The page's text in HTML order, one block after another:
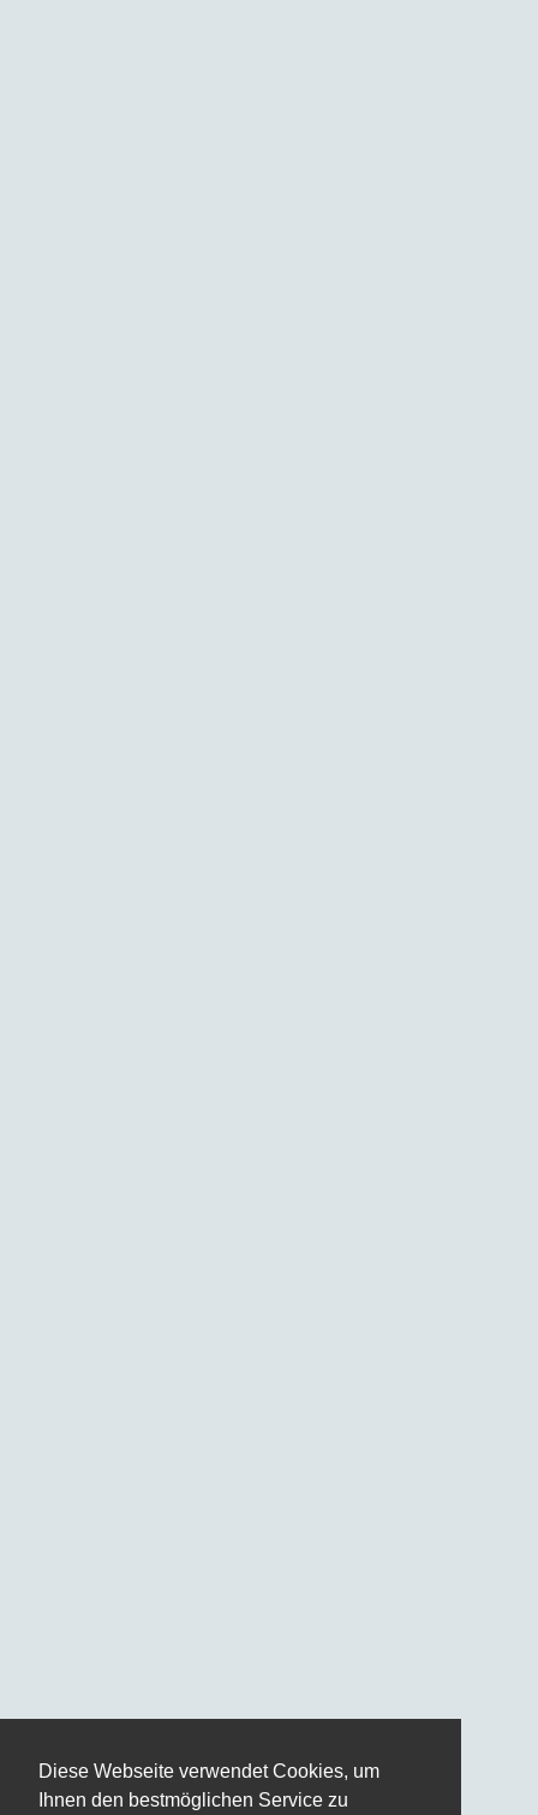
Diese Webseite verwendet Cookies, um
Ihnen den bestmöglichen Service zu